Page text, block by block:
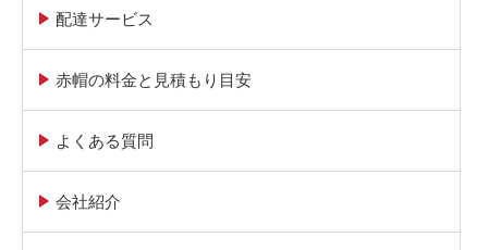
配達サービス
赤帽の料金と見積もり目安
よくある質問
会社紹介